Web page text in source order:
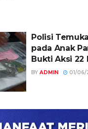
Polisi
pada Anak
Bukti Aksi 22
BY ADMIN 01/06/